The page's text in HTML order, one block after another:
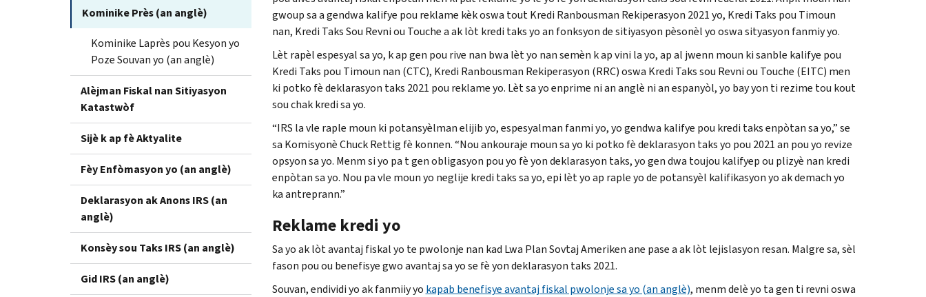
Kominike Près (an anglè)
Kominike Laprès pou Kesyon yo
Poze Souvan yo (an anglè)
Alèjman Fiskal nan Sitiyasyon
Katastwòf
Sijè k ap fè Aktyalite
Fèy Enfòmasyon yo (an anglè)
Deklarasyon ak Anons IRS (an
anglè)
Konsèy sou Taks IRS (an anglè)
Gid IRS (an anglè)
gwoup sa a gendwa kalifye pou reklame kèk oswa tout Kredi Ranbousman Rekiperasyon 2021 yo, Kredi Taks pou Timoun
nan, Kredi Taks Sou Revni ou Touche a ak lòt kredi taks yo an fonksyon de sitiyasyon pèsonèl yo oswa sityasyon fanmiy yo.
Lèt rapèl espesyal sa yo, k ap gen pou rive nan bwa lèt yo nan semèn k ap vini la yo, ap al jwenn moun ki sanble kalifye pou
Kredi Taks pou Timoun nan (CTC), Kredi Ranbousman Rekiperasyon (RRC) oswa Kredi Taks sou Revni ou Touche (EITC) men
ki potko fè deklarasyon taks 2021 pou reklame yo. Lèt sa yo enprime ni an anglè ni an espanyòl, yo bay yon ti rezime tou kout
sou chak kredi sa yo.
“IRS la vle raple moun ki potansyèlman elijib yo, espesyalman fanmi yo, yo gendwa kalifye pou kredi taks enpòtan sa yo,” se
sa KomisyonèChuck Rettig fè konnen. “Nou ankouraje moun sa yo ki potko fè deklarasyon taks yo pou 2021 an pou yo revize
opsyon sa yo. Menm si yo pa t gen obligasyon pou yo fè yon deklarasyon taks, yo gen dwa toujou kalifyep ou plizyè nan kredi
enpòtan sa yo. Nou pa vle moun yo neglije kredi taks sa yo, epi lèt yo ap raple yo de potansyèl kalifikasyon yo ak demach yo
ka antreprann.”
Reklame kredi yo
Sa yo ak lòt avantaj fiskal yo te pwolonje nan kad Lwa Plan Sovtaj Ameriken ane pase a ak lòt lejislasyon resan. Malgre sa, sèl
fason pou ou benefisye gwo avantaj sa yo se fè yon deklarasyon taks 2021.
Souvan, endividi yo ak fanmiiy yo kapab benefisye avantaj fiskal pwolonje sa yo (an anglè), menm delè yo ta gen ti revni oswa